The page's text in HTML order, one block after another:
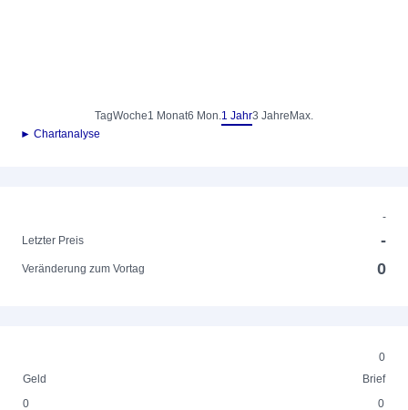
TagWoche1 Monat6 Mon.1 Jahr3 Jahre Max.
► Chartanalyse
-
Letzter Preis
-
Veränderung zum Vortag 0
0
Geld
Brief
0
0